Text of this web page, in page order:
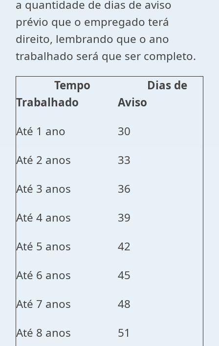
a quantidade de dias de aviso
prévio que o empregado terá
direito, lembrando que o ano
trabalhado será que ser completo.
Tempo
Trabalhado
Dias de
Aviso
Até 1 ano
30
Até 2 anos
33
Até 3 anos
36
Até 4 anos
39
Até 5 anos
42
Até 6 anos
45
Até 7 anos
48
Até 8 anos
51